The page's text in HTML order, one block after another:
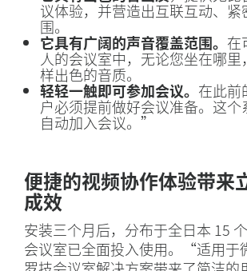
议体验，并营造出互联互动、紧
围。
它具有广阔的声音覆盖范围。 在
人的会议室中，无论您坐在哪
样出色的音质。
轻轻一触即可参加会议。 在此前
户必须提前做好会议准备。这个
自动加入会议。”
便捷的视频协作体验带来
成效
安装三个月后，分布于全日本 15
会议室已全面投入使用。“适用于